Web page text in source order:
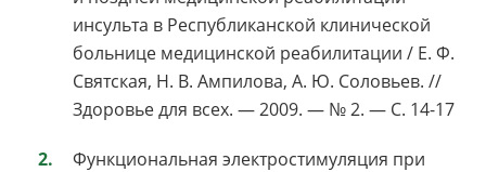
инсульта в Республиканской клинической
больнице медицинской реабилитации / Е. Ф.
Святская, Н. В. Ампилова, А. Ю. Соловьев. //
Здоровье для всех. — 2009. — № 2. — С. 14-17
Функциональная электростимуляция при